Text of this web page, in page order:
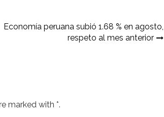
Economía peruana subió 1.68 % en agosto,
respeto al mes anterior
marked with *.